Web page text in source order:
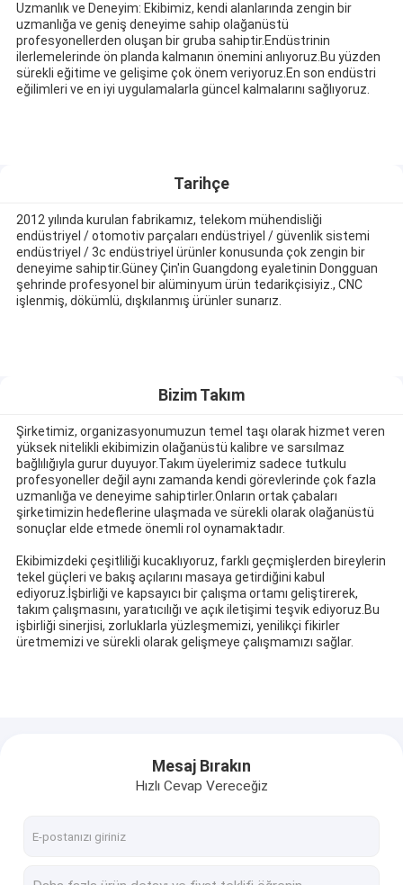
Uzmanlık ve Deneyim: Ekibimiz, kendi alanlarında zengin bir
uzmanlığa ve geniş deneyime sahip olağanüstü
profesyonellerden oluşan bir gruba sahiptir.Endüstrinin
ilerlemelerinde ön planda kalmanın önemini anlıyoruz.Bu yüzden
sürekli eğitime ve gelişime çok önem veriyoruz.En son endüstri
eğilimleri ve en iyi uygulamalarla güncel kalmalarını sağlıyoruz.
Tarihçe
2012 yılında kurulan fabrikamız, telekom mühendisliği
endüstriyel / otomotiv parçaları endüstriyel / güvenlik sistemi
endüstriyel / 3c endüstriyel ürünler konusunda çok zengin bir
deneyime sahiptir.Güney Çin'in Guangdong eyaletinin Dongguan
şehrinde profesyonel bir alüminyum ürün tedarikçisiyiz., CNC
işlenmiş, dökümlü, dışkılanmış ürünler sunarız.
Bizim Takım
Şirketimiz, organizasyonumuzun temel taşı olarak hizmet veren
yüksek nitelikli ekibimizin olağanüstü kalibre ve sarsılmaz
bağlılığıyla gurur duyuyor.Takım üyelerimiz sadece tutkulu
profesyoneller değil aynı zamanda kendi görevlerinde çok fazla
uzmanlığa ve deneyime sahiptirler.Onların ortak çabaları
şirketimizin hedeflerine ulaşmada ve sürekli olarak olağanüstü
sonuçlar elde etmede önemli rol oynamaktadır.
Ekibimizdeki çeşitliliği kucaklıyoruz, farklı geçmişlerden bireylerin
tekel güçleri ve bakış açılarını masaya getirdiğini kabul
ediyoruz.İşbirliği ve kapsayıcı bir çalışma ortamı geliştirerek,
takım çalışmasını, yaratıcılığı ve açık iletişimi teşvik ediyoruz.Bu
işbirliği sinerjisi, zorluklarla yüzleşmemizi, yenilikçi fikirler
üretmemizi ve sürekli olarak gelişmeye çalışmamızı sağlar.
Mesaj Bırakın
Hızlı Cevap Vereceğiz